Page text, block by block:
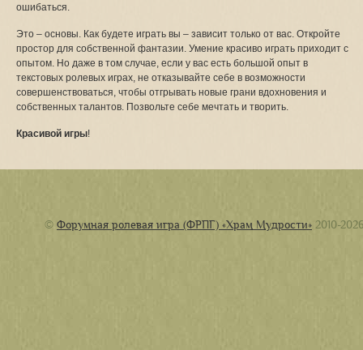
ошибаться.
Это – основы. Как будете играть вы – зависит только от вас. Откройте
простор для собственной фантазии. Умение красиво играть приходит с
опытом. Но даже в том случае, если у вас есть большой опыт в
текстовых ролевых играх, не отказывайте себе в возможности
совершенствоваться, чтобы отгрывать новые грани вдохновения и
собственных талантов. Позвольте себе мечтать и творить.
Красивой игры!
© Форумная ролевая игра (ФРПГ) «Храм Мудрости» 2010-